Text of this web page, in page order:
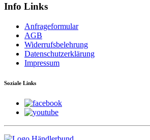
Info Links
Anfrageformular
AGB
Widerrufsbelehrung
Datenschutzerklärung
Impressum
Soziale Links